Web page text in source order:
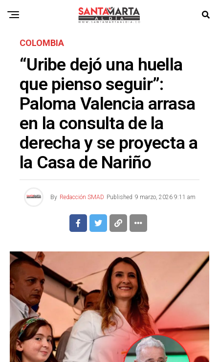
COLOMBIA
“Uribe dejó una huella
que pienso seguir”:
Paloma Valencia arrasa
en la consulta de la
derecha y se proyecta a
la Casa de Nariño
By Redacción SMAD Published 9 marzo, 2026 9:11 am